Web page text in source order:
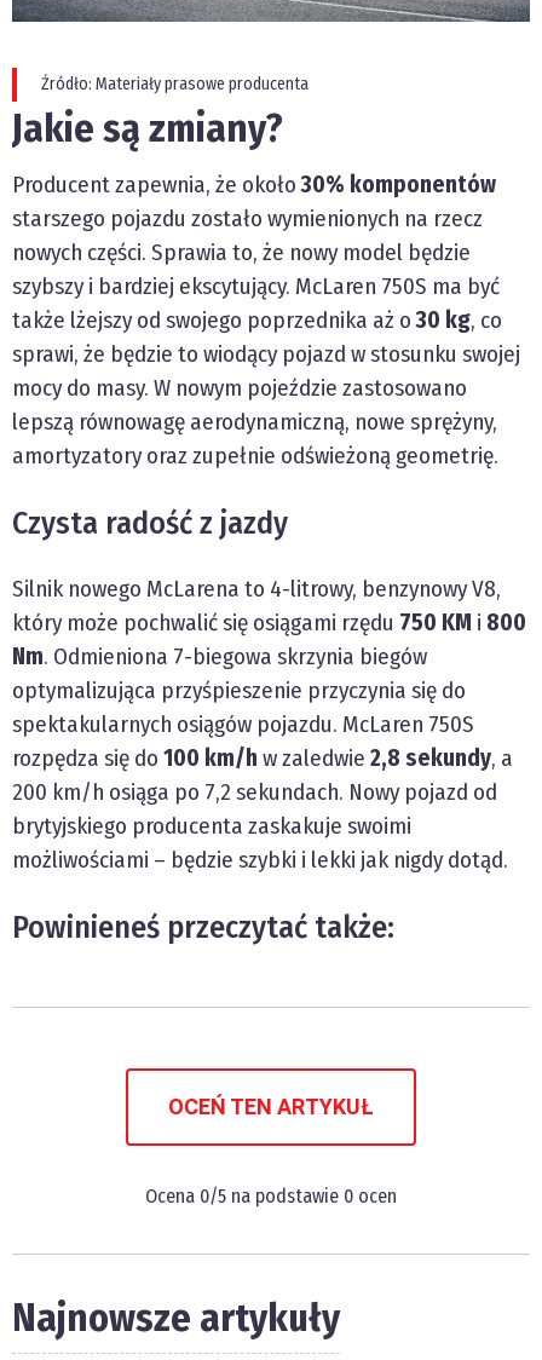
Źródło: Materiały prasowe producenta
Jakie są zmiany?
Producent zapewnia, że około30% komponentów
starszego pojazdu zostało wymienionych na rzecz
nowych części. Sprawia to, że nowy model będzie
szybszy i bardziej ekscytujący. McLaren 750S ma być
także lżejszy od swojego poprzednika aż o30 kg, co
sprawi, że będzie to wiodący pojazd w stosunku swojej
mocy do masy. W nowym pojeździe zastosowano
lepszą równowagę aerodynamiczną, nowe sprężyny,
amortyzatory oraz zupełnie odświeżoną geometrię.
Czysta radość z jazdy
Silnik nowego McLarena to 4-litrowy, benzynowy V8,
który może pochwalić się osiągami rzędu 750 KM i 800
Nm. Odmieniona 7-biegowa skrzynia biegów
optymalizująca przyśpieszenie przyczynia się do
spektakularnych osiągów pojazdu. McLaren 750S
rozpędza się do 100 km/h w zaledwie 2,8 sekundy, a
200 km/h osiąga po 7,2 sekundach. Nowy pojazd od
brytyjskiego producenta zaskakuje swoimi
możliwościami – będzie szybki i lekki jak nigdy dotąd.
Powinieneś przeczytać także:
OCEŃ TEN ARTYKUŁ
Ocena 0/5 na podstawie 0 ocen
Najnowsze artykuły